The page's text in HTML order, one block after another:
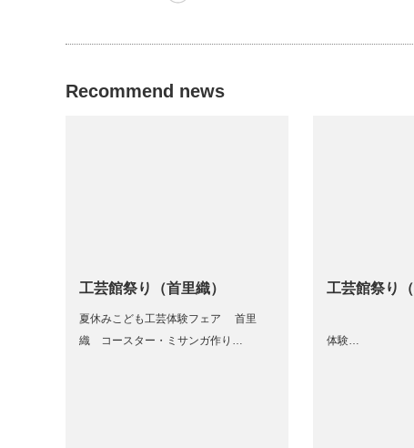
Recommend news
工芸館祭り（首里織）
夏休みこども工芸体験フェア 首里
織 コースター・ミサンガ作り…
工芸館祭り（
夏休み
体験…